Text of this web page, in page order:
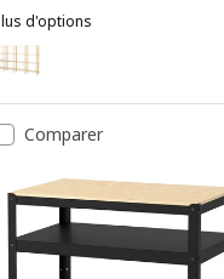
d'options
: HEJNE, 4 sections/
Comparer